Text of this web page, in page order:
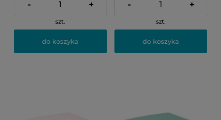
- +
szt.
do koszyka
- +
szt.
do koszyka